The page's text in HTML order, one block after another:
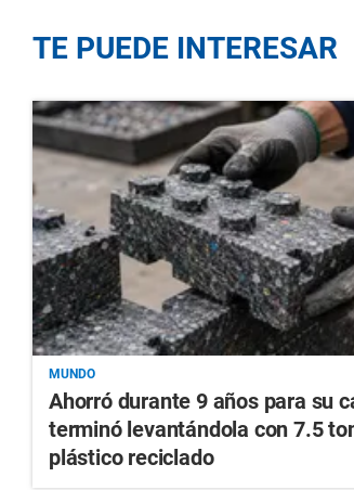
TE PUEDE INTERESAR
MUNDO
Ahorró durante 9 años para su
terminó levantándola con 7.5
plástico reciclado